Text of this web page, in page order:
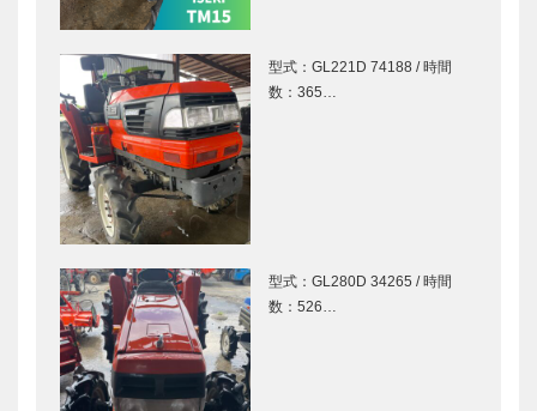
型式：GL221D 74188 / 時間
数：365…
型式：GL280D 34265 / 時間
数：526…